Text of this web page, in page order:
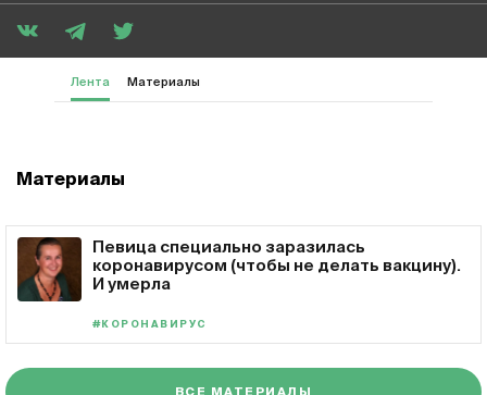
Лента Материалы
Материалы
Певица специально заразилась
коронавирусом (чтобы не делать вакцину).
И умерла
#КОРОНАВИРУС
ВСЕ МАТЕРИАЛЫ